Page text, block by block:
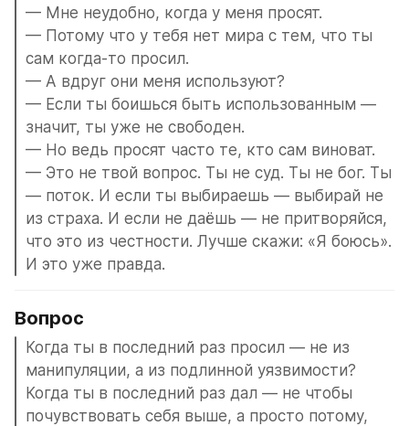
— Мне неудобно, когда у меня просят.
— Потому что у тебя нет мира с тем, что ты
сам когда-то просил.
— А вдруг они меня используют?
— Если ты боишься быть использованным —
значит, ты уже не свободен.
— Но ведь просят часто те, кто сам виноват.
— Это не твой вопрос. Ты не суд. Ты не бог. Ты
— поток. И если ты выбираешь — выбирай не
из страха. И если не даёшь — не притворяйся,
что это из честности. Лучше скажи: «Я боюсь».
И это уже правда.
Вопрос
Когда ты в последний раз просил — не из
манипуляции, а из подлинной уязвимости?
Когда ты в последний раз дал — не чтобы
почувствовать себя выше, а просто потому,